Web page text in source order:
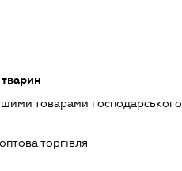
товарами господарського
торгівля